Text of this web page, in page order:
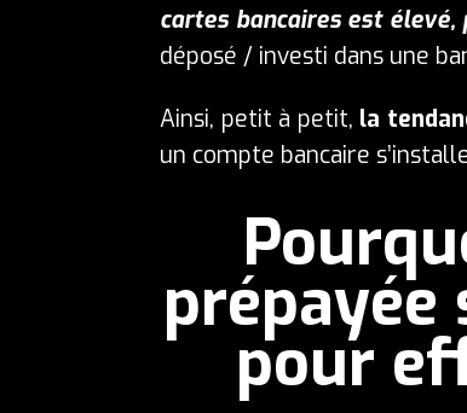
cartes bancaires est
déposé / investi dans une
Ainsi, petit à petit, la
un compte bancaire
prépayée
pour